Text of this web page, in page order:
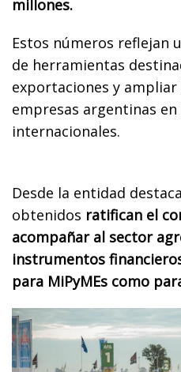
millones.
Estos números reflejan
de herramientas
exportaciones y ampliar
empresas argentinas en
internacionales.
Desde la entidad
obtenidos ratifican el
acompañar al sector
instrumentos
para MiPyMEs como